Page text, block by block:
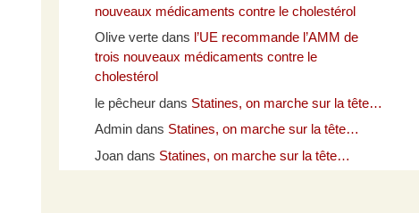
nouveaux médicaments contre le cholestérol
Olive vertedans l’UE recommande l’AMM de
trois nouveaux médicaments contre le
cholestérol
le pêcheurdans Statines, on marche sur la tête…
Admindans Statines, on marche sur la tête…
Joandans Statines, on marche sur la tête…